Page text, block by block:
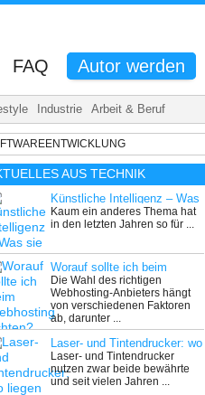
FAQ Autor werden
Industrie Arbeit & Beruf
AUS TECHNIK
Künstliche Intelligenz – Was
sie kann, was sie (noch)
nicht kann
Kaum ein anderes Thema hat
in den letzten Jahren so für ...
Worauf sollte ich beim
Webhosting achten?
Die Wahl des richtigen
Webhosting-Anbieters hängt
von verschiedenen Faktoren
ab, darunter ...
Laser- und Tintendrucker: wo
liegen die Unterschiede?
Laser- und Tintendrucker
nutzen zwar beide bewährte
und seit vielen Jahren ...